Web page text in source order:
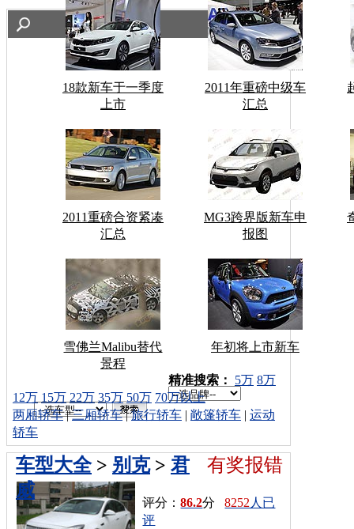
18款新车于一季度
上市
2011年重磅中级车
汇总
2011重磅合资紧凑
汇总
MG3跨界版新车申
报图
雪佛兰Malibu替代
景程
年初将上市新车
车型搜索：
精准搜索： 5万 8万
12万 15万 22万 35万 50万 70万以上
两厢轿车|三厢轿车|旅行轿车 | 敞篷轿车 | 运动
轿车
有奖报错
车型大全> 别克> 君
威
评分：86.2分8252 人已
评